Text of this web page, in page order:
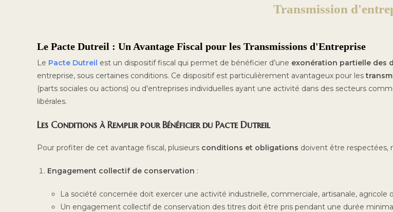
Transmission
Le Pacte Dutreil : Un Avantage Fiscal pour les Transmissions d'Entreprise
Le Pacte Dutreil est un dispositif fiscal qui permet de bénéficier d’une exonération partielle des
entreprise, sous certaines conditions. Ce dispositif est particulièrement avantageux pour les
(parts sociales ou actions) ou d’entreprises individuelles ayant une activité dans des secteurs
libérales.
Les Conditions à Remplir pour Bénéficier du Pacte Dutreil
Pour profiter de cet avantage fiscal, plusieurs conditions et obligations doivent être respectées,
Engagement collectif de conservation :
La société concernée doit exercer une activité industrielle, commerciale, artisanale, agricole
Un engagement collectif de conservation des titres doit être pris pendant une durée